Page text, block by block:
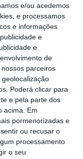
e/ou acedemos
e processamos
e informações
e
e
de
parceiros
Poderá clicar para
e pela parte dos
acima. Em
pormenorizadas e
ou recusar o
processamento
o seu
distrital
e Benfica
19 de Maio.
aberta para o
nas 30
da